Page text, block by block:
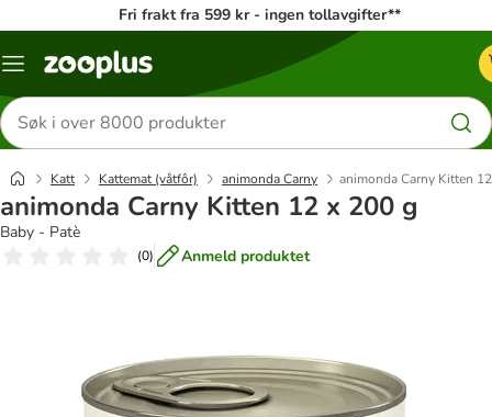
Fri frakt fra 599 kr - ingen tollavgifter**
Katalogmeny
Søk
etter
produkter
Katt Kattemat (våtfôr) animonda Carny animonda Carny Kitten
animonda Carny Kitten 12 x 200 g
Baby - Patè
(0) Anmeld produktet